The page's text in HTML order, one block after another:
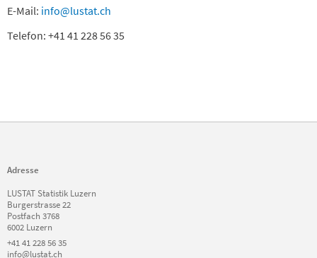
E-Mail: info@lustat.ch
Telefon: +41 41 228 56 35
Adresse
LUSTAT Statistik Luzern
Burgerstrasse 22
Postfach 3768
6002 Luzern
+41 41 228 56 35
info@lustat.ch